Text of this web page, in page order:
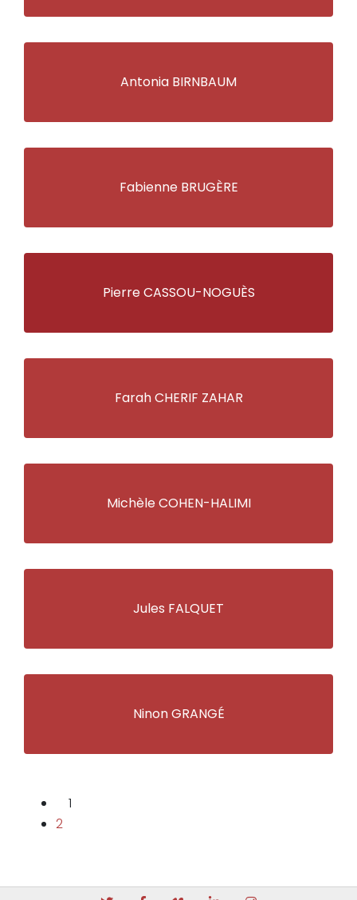
Antonia BIRNBAUM
Fabienne BRUGÈRE
Pierre CASSOU-NOGUÈS
Farah CHERIF ZAHAR
Michèle COHEN-HALIMI
Jules FALQUET
Ninon GRANGÉ
1
2